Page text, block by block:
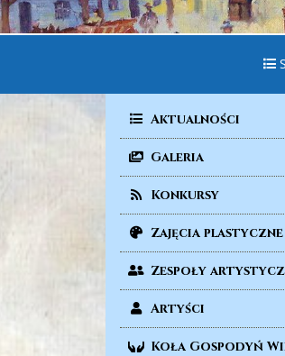
Aktualności
Galeria
Konkursy
Zajęcia
Zespoły
Artyści
Koła Gospodyń